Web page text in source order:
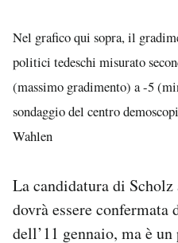
Nel grafico qui sopra, il
politici tedeschi misurato
(massimo gradimento) a -5
sondaggio del centro
Wahlen
La candidatura di
dovrà essere confermata
dell’11 gennaio, ma è